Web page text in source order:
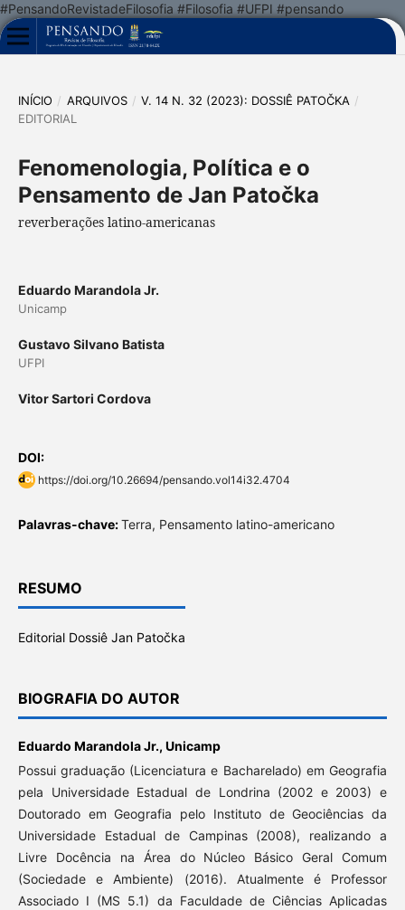
#PensandoRevistadeFilosofia #Filosofia #UFPI #pensando
INÍCIO / ARQUIVOS / V. 14 N. 32 (2023): DOSSIÊ PATOČKA /
EDITORIAL
Fenomenologia, Política e o
Pensamento de Jan Patočka
reverberações latino-americanas
Eduardo Marandola Jr.
Unicamp
Gustavo Silvano Batista
UFPI
Vitor Sartori Cordova
DOI:
https://doi.org/10.26694/pensando.vol14i32.4704
Palavras-chave:Terra, Pensamento latino-americano
RESUMO
Editorial Dossiê Jan Patočka
BIOGRAFIA DO AUTOR
Eduardo Marandola Jr., Unicamp
Possui graduação (Licenciatura e Bacharelado) em Geografia
pela Universidade Estadual de Londrina (2002 e 2003) e
Doutorado em Geografia pelo Instituto de Geociências da
Universidade Estadual de Campinas (2008), realizando a
Livre Docência na Área do Núcleo Básico Geral Comum
(Sociedade e Ambiente) (2016). Atualmente é Professor
Associado I (MS 5.1) da Faculdade de Ciências Aplicadas